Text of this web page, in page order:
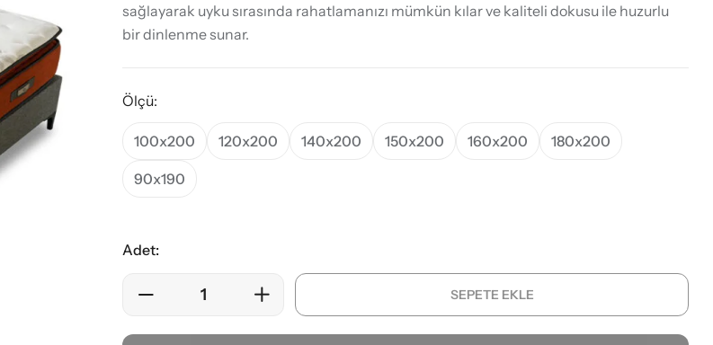
sağlayarak uyku sırasında rahatlamanızı mümkün kılar ve kaliteli dokusu ile huzurlu
bir dinlenme sunar.
Ölçü:
100x200 120x200 140x200 150x200 160x200 180x200
90x190
Adet:
SEPETE EKLE